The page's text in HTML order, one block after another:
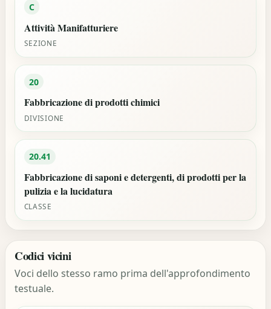
C
Attività Manifatturiere
SEZIONE
20
Fabbricazione di prodotti chimici
DIVISIONE
20.41
Fabbricazione di saponi e detergenti, di prodotti per la
pulizia e la lucidatura
CLASSE
Codici vicini
Voci dello stesso ramo prima dell'approfondimento
testuale.